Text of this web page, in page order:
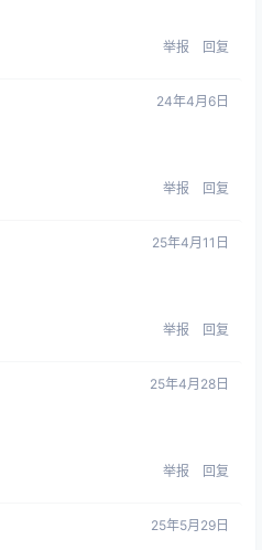
举报 回复
24年4月6日
举报 回复
25年4月11日
举报 回复
25年4月28日
举报 回复
25年5月29日